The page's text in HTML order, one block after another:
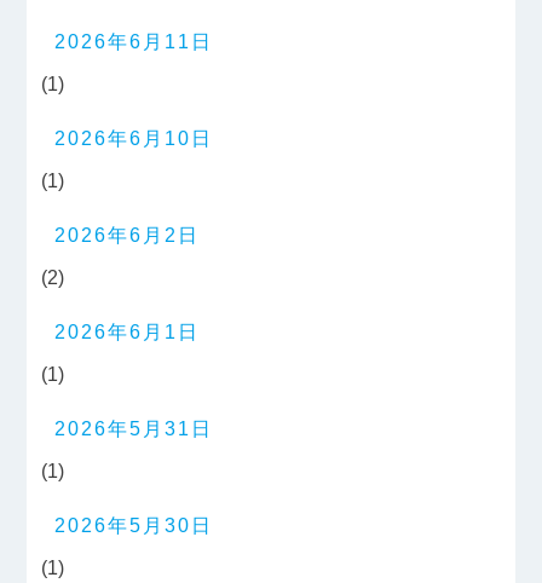
2026年6月11日
(1)
2026年6月10日
(1)
2026年6月2日
(2)
2026年6月1日
(1)
2026年5月31日
(1)
2026年5月30日
(1)